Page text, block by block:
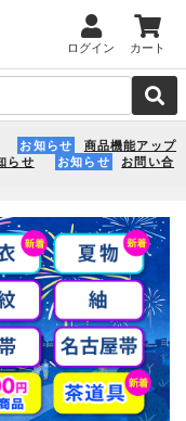
ログイン カート
お知らせ
商品機能アップ
らせ お知らせ
お問い合